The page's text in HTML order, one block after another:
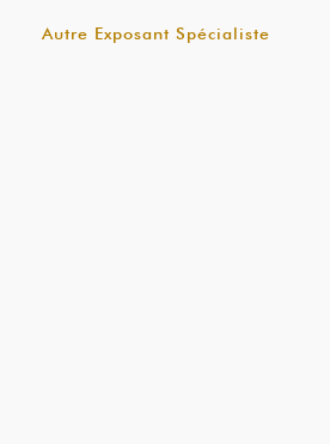
Autre Exposant Spécialiste